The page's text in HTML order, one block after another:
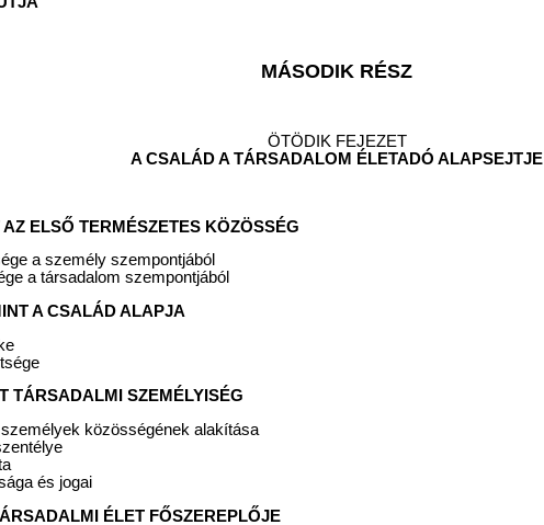
MÁSODIK RÉSZ
ÖTÖDIK FEJEZET
A CSALÁD A TÁRSADALOM ÉLETADÓ ALAPSEJTJE
ELSŐ TERMÉSZETES KÖZÖSSÉG
a személy szempontjából
a társadalom szempontjából
A CSALÁD ALAPJA
TÁRSADALMI SZEMÉLYISÉG
közösségének alakítása
és jogai
ÉLET FŐSZEREPLŐJE